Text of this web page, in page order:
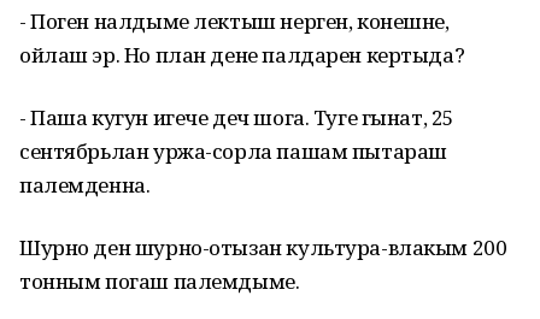
- Поген налдыме лектыш нерген, конешне,
ойлаш эр. Но план дене палдарен кертыда?
- Паша кугун игече деч шога. Туге гынат, 25
сентябрьлан уржа-сорла пашам пытараш
палемденна.
Шурно ден шурно-отызан культура-влакым 200
тонным погаш палемдыме.